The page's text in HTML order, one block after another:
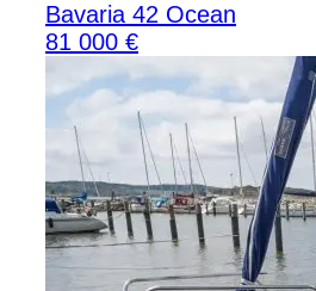
Bavaria 42 Ocean
81 000 €